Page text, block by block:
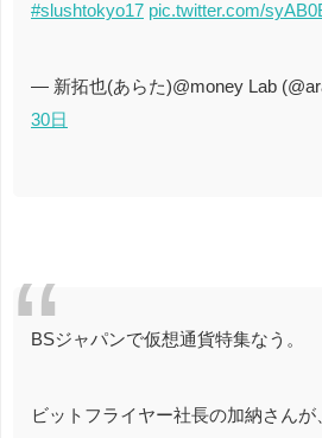
#slushtokyo17 pic.twitter.com/
— 新拓也(あらた)@money Lab
30日
BSジャパンで仮想通貨特集なう。
ビットフライヤー社長の加納さんが